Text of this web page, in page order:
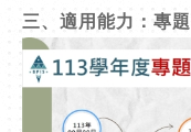
三、適用能力：專